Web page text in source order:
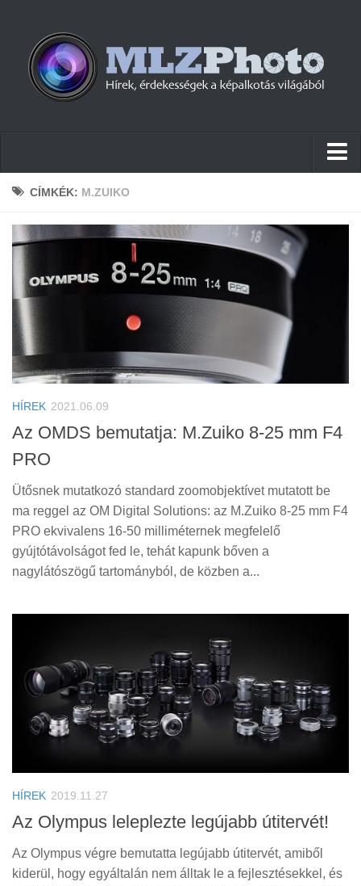
Hírek
Cikkek
Szoftver
Firmware
Tudástár
Tanácsok
Érdekességek
Helyszíni Riport
E-BB
CÍMKÉK: M.ZUIKO
HÍREK 2021.06.09
Az OMDS bemutatja: M.Zuiko 8-25 mm F4
PRO
Ütősnek mutatkozó standard zoomobjektívet mutatott be
ma reggel az OM Digital Solutions: az M.Zuiko 8-25 mm F4
PRO ekvivalens 16-50 milliméternek megfelelő
gyújtótávolságot fed le, tehát kapunk bőven a
nagylátószögű tartományból, de közben a...
HÍREK 2019.11.27
Az Olympus leleplezte legújabb útitervét!
Az Olympus végre bemutatta legújabb útitervét, amiből
kiderül, hogy egyáltalán nem álltak le a fejlesztésekkel, és